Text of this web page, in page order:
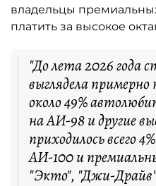
владельцы
платить за высокое
"До лета 2026 года
выглядела
около 49%
на АИ-98 и другие
приходилось всего
АИ-100 и
"Экто", "Джи-